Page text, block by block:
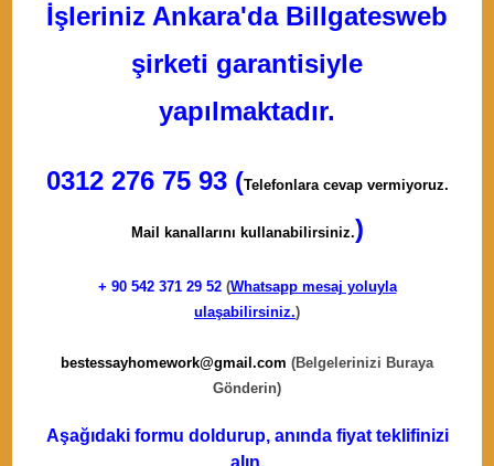
İşleriniz Ankara'da Billgatesweb
şirketi garantisiyle
yapılmaktadır.
0312 276 75 93 (Telefonlara cevap vermiyoruz.
Mail kanallarını kullanabilirsiniz.)
+ 90 542 371 29 52(Whatsapp mesaj yoluyla
ulaşabilirsiniz.)
bestessayhomework@gmail.com (Belgelerinizi Buraya
Gönderin)
Aşağıdaki formu doldurup, anında fiyat teklifinizi